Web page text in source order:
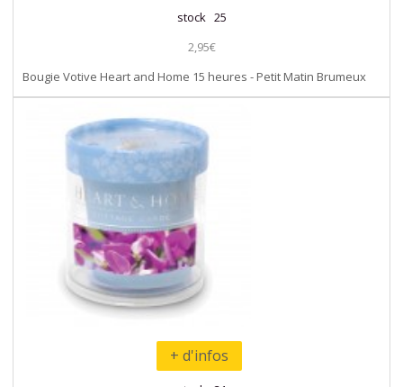
stock 25
2,95€
Bougie Votive Heart and Home 15 heures - Petit Matin Brumeux
+ d'infos